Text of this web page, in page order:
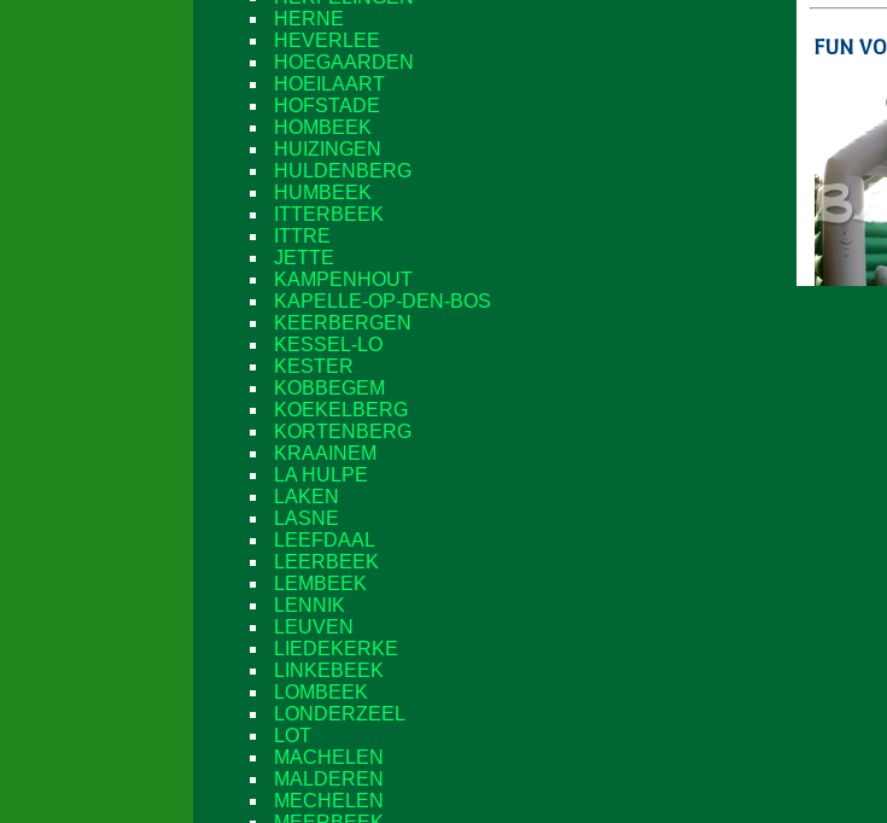
HERNE
HEVERLEE
HOEGAARDEN
HOEILAART
HOFSTADE
HOMBEEK
HUIZINGEN
HULDENBERG
HUMBEEK
ITTERBEEK
ITTRE
JETTE
KAMPENHOUT
KAPELLE-OP-DEN-BOS
KEERBERGEN
KESSEL-LO
KESTER
KOBBEGEM
KOEKELBERG
KORTENBERG
KRAAINEM
LA HULPE
LAKEN
LASNE
LEEFDAAL
LEERBEEK
LEMBEEK
LENNIK
LEUVEN
LIEDEKERKE
LINKEBEEK
LOMBEEK
LONDERZEEL
LOT
MACHELEN
MALDEREN
MECHELEN